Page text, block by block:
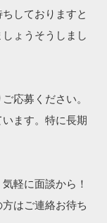
しておりますと
ょうそうしまし
ご応募ください。
ます。特に長期
軽に面談から！
はご連絡お待ち